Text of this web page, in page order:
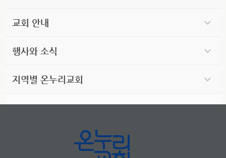
교회 안내
행사와 소식
지역별 온누리교회